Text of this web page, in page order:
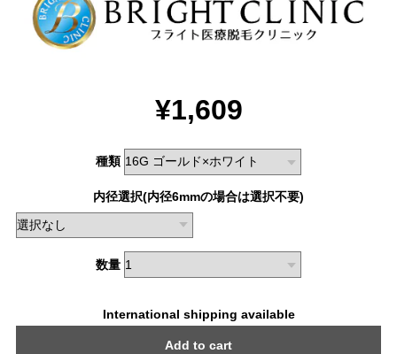
¥1,609
種類
内径選択(内径6mmの場合は選択不要)
数量
International shipping available
Add to cart